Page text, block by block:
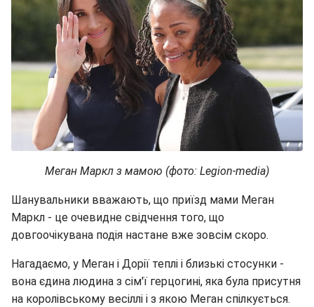
Меган Маркл з мамою (фото: Legion-media)
Шанувальники вважають, що приїзд мами Меган
Маркл - це очевидне свідчення того, що
довгоочікувана подія настане вже зовсім скоро.
Нагадаємо, у Меган і Дорії теплі і близькі стосунки -
вона єдина людина з сім'ї герцогині, яка була присутня
на королівському весіллі і з якою Меган спілкується.